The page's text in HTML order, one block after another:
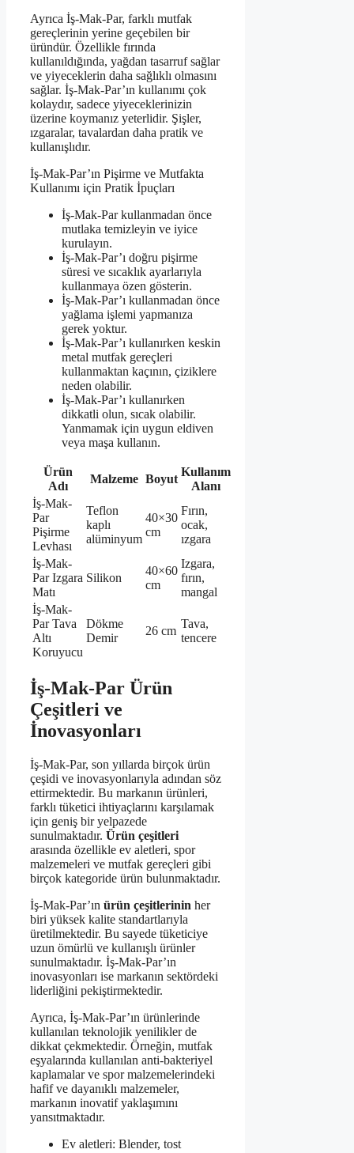
Ayrıca İş-Mak-Par, farklı mutfak
gereçlerinin yerine geçebilen bir
üründür. Özellikle fırında
kullanıldığında, yağdan tasarruf sağlar
ve yiyeceklerin daha sağlıklı olmasını
sağlar. İş-Mak-Par’ın kullanımı çok
kolaydır, sadece yiyeceklerinizin
üzerine koymanız yeterlidir. Şişler,
ızgaralar, tavalardan daha pratik ve
kullanışlıdır.
İş-Mak-Par’ın Pişirme ve Mutfakta
Kullanımı için Pratik İpuçları
İş-Mak-Par kullanmadan önce
mutlaka temizleyin ve iyice
kurulayın.
İş-Mak-Par’ı doğru pişirme
süresi ve sıcaklık ayarlarıyla
kullanmaya özen gösterin.
İş-Mak-Par’ı kullanmadan önce
yağlama işlemi yapmanıza
gerek yoktur.
İş-Mak-Par’ı kullanırken keskin
metal mutfak gereçleri
kullanmaktan kaçının, çiziklere
neden olabilir.
İş-Mak-Par’ı kullanırken
dikkatli olun, sıcak olabilir.
Yanmamak için uygun eldiven
veya maşa kullanın.
Ürün
Adı
Malzeme Boyut
Kullanım
Alanı
İş-Mak-
Par
Pişirme
Levhası
Teflon
kaplı
alüminyum
40×30
cm
Fırın,
ocak,
ızgara
İş-Mak-
Par Izgara
Matı
Silikon
40×60
cm
Izgara,
fırın,
mangal
İş-Mak-
Par Tava
Altı
Koruyucu
Dökme
Demir
26 cm
Tava,
tencere
İş-Mak-Par Ürün
Çeşitleri ve
İnovasyonları
İş-Mak-Par, son yıllarda birçok ürün
çeşidi ve inovasyonlarıyla adından söz
ettirmektedir. Bu markanın ürünleri,
farklı tüketici ihtiyaçlarını karşılamak
için geniş bir yelpazede
sunulmaktadır. Ürün çeşitleri
arasında özellikle ev aletleri, spor
malzemeleri ve mutfak gereçleri gibi
birçok kategoride ürün bulunmaktadır.
İş-Mak-Par’ın ürün çeşitlerinin her
biri yüksek kalite standartlarıyla
üretilmektedir. Bu sayede tüketiciye
uzun ömürlü ve kullanışlı ürünler
sunulmaktadır. İş-Mak-Par’ın
inovasyonları ise markanın sektördeki
liderliğini pekiştirmektedir.
Ayrıca, İş-Mak-Par’ın ürünlerinde
kullanılan teknolojik yenilikler de
dikkat çekmektedir. Örneğin, mutfak
eşyalarında kullanılan anti-bakteriyel
kaplamalar ve spor malzemelerindeki
hafif ve dayanıklı malzemeler,
markanın inovatif yaklaşımını
yansıtmaktadır.
Ev aletleri: Blender, tost